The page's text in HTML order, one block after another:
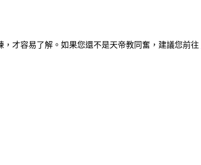
才容易了解。如果您還不是天帝教同奮，建議您前往